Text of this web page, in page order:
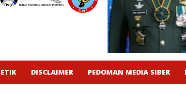
DISCLAIMER PEDOMAN MEDIA SIBER